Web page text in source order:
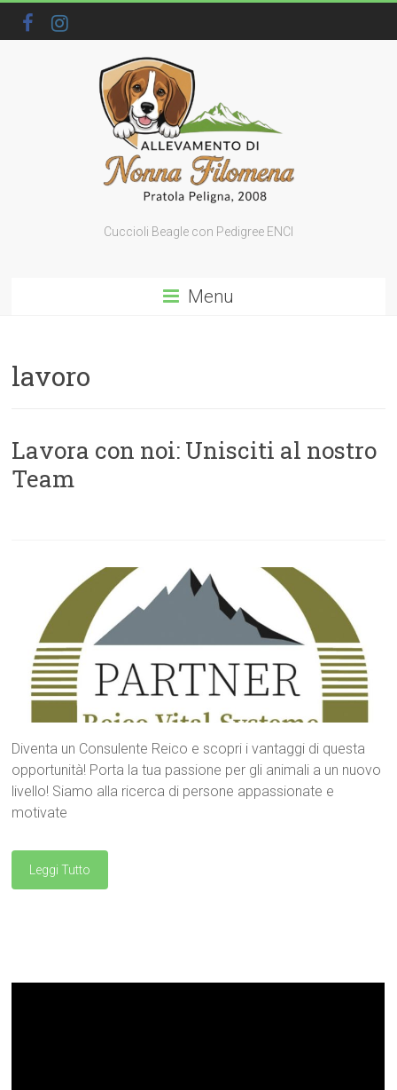
Cuccioli Beagle con Pedigree ENCI
Menu
lavoro
Lavora con noi: Unisciti al nostro
Team
Diventa un Consulente Reico e scopri i vantaggi di questa
opportunità! Porta la tua passione per gli animali a un nuovo
livello! Siamo alla ricerca di persone appassionate e
motivate
Leggi Tutto